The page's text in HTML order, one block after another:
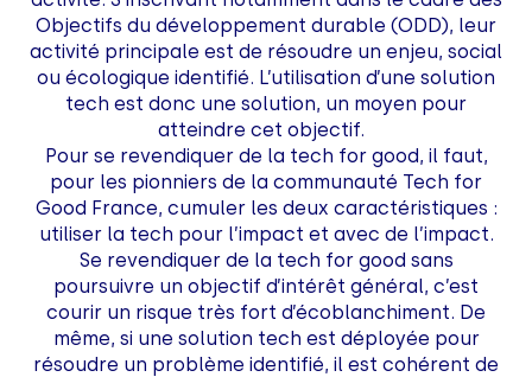
Objectifs du développement durable (ODD), leur
activité principale est de résoudre un enjeu, social
ou écologique identifié. L’utilisation d’une solution
tech est donc une solution, un moyen pour
atteindre cet objectif.
Pour se revendiquer de la tech for good, il faut,
pour les pionniers de la communauté Tech for
Good France, cumuler les deux caractéristiques :
utiliser la tech pour l’impact et avec de l’impact.
Se revendiquer de la tech for good sans
poursuivre un objectif d’intérêt général, c’est
courir un risque très fort d’écoblanchiment. De
même, si une solution tech est déployée pour
résoudre un problème identifié, il est cohérent de